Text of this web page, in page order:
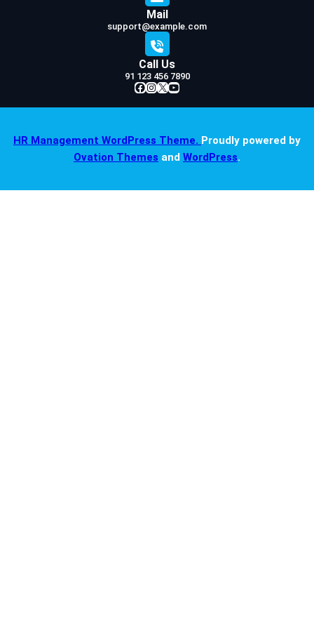
Mail
support@example.com
Call Us
91 123 456 7890
Facebook InstagramX YouTube
HR Management WordPress Theme. Proudly powered by
Ovation Themes and WordPress.